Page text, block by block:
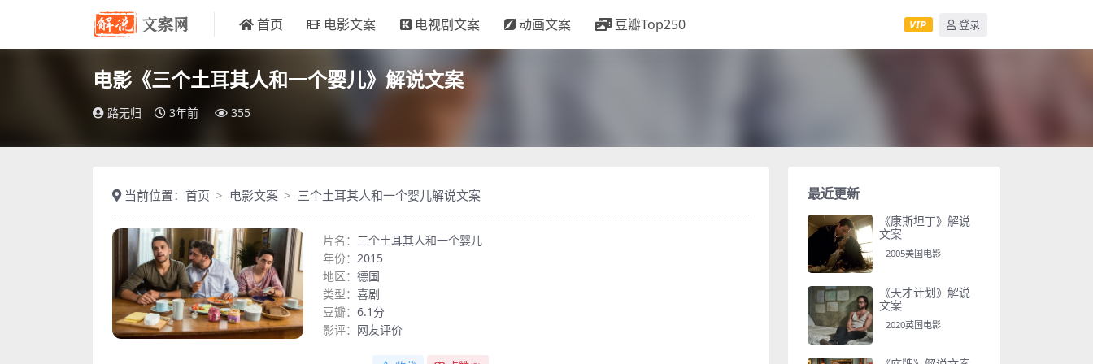
首页 电影文案 电视剧文案 动画文案 豆瓣Top250 VIP 登录
电影《三个土耳其人和一个婴儿》解说文案
路无归 3年前 355
当前位置： 首页 电影文案 三个土耳其人和一个婴儿解说文案
片名： 三个土耳其人和一个婴儿
年份： 2015
地区： 德国
类型： 喜剧
豆瓣： 6.1分
影评： 网友评价
最近更新
《康斯坦丁》解说
文案
2005美国电影
《天才计划》解说
文案
2020英国电影